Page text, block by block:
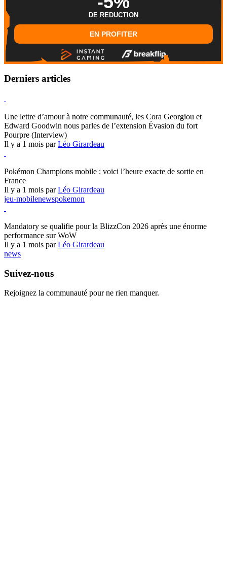
DE REDUCTION
EN PROFITER
Derniers articles
Une lettre d’amour à notre communauté, les Cora Georgiou et
Edward Goodwin nous parles de l’extension Évasion du fort
Pourpre (Interview)
Il y a 1 mois parLéo Girardeau
Pokémon Champions mobile : voici l’heure exacte de sortie en
France
Il y a 1 mois parLéo Girardeau
jeu-mobilenewspokemon
Mandatory se qualifie pour la BlizzCon 2026 après une énorme
performance sur WoW
Il y a 1 mois parLéo Girardeau
news
Suivez-nous
Rejoignez la communauté pour ne rien manquer.